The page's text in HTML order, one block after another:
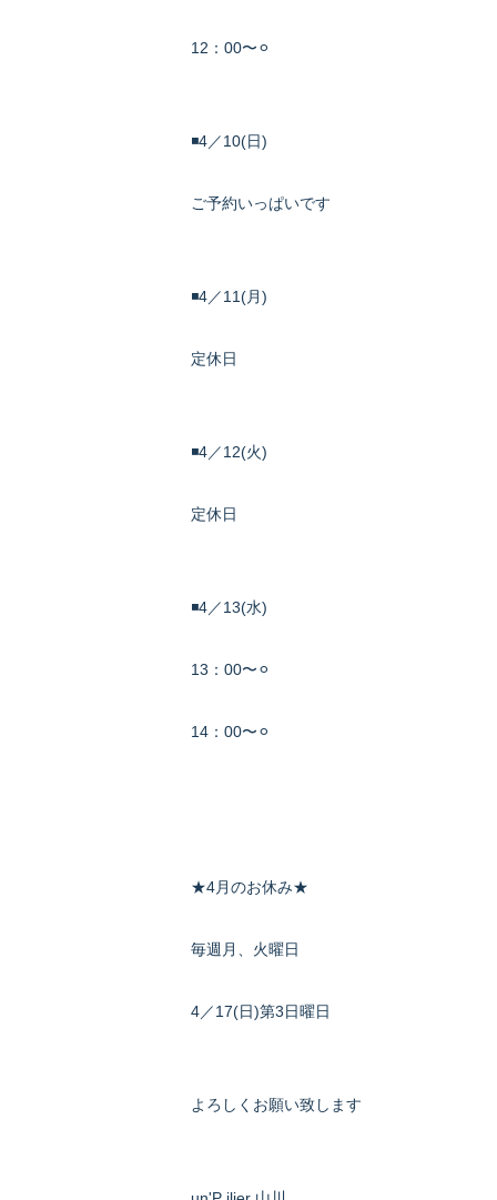
12：00〜⚪︎
◾️4／10(日)
ご予約いっぱいです
◾️4／11(月)
定休日
◾️4／12(火)
定休日
◾️4／13(水)
13：00〜⚪︎
14：00〜⚪︎
★4月のお休み★
毎週月、火曜日
4／17(日)第3日曜日
よろしくお願い致します